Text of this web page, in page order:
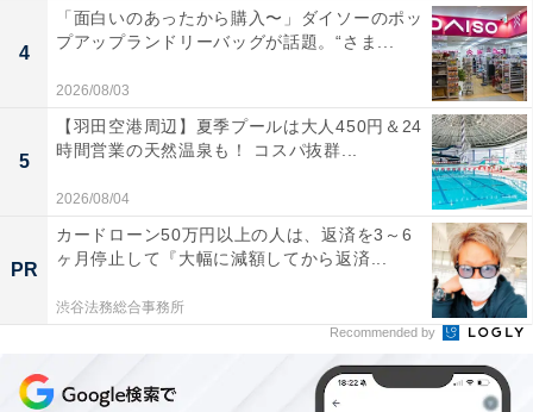
楽天トラベルの「温泉SALE」とは？
楽天トラベルでは、人気温泉地の宿をお得に予約するこ
とができる「楽天トラベル温泉SALE」を不定期で開
催。期間中にクーポンを使って予約をすると、宿泊料金
が特別価格になります。クーポンはなくなり次第配布終
了。温泉旅行をお得に楽しみたい人は、ぜひこの機会を
活用しましょう。
4
「面白いのあったから購入〜」ダイソーのポッ
プアップランドリーバッグが話題。“さま...
2026/08/03
5
【羽田空港周辺】夏季プールは大人450円＆24
時間営業の天然温泉も！ コスパ抜群...
2026/08/04
PR
カードローン50万円以上の人は、返済を3～6
ヶ月停止して『大幅に減額してから返済...
渋谷法務総合事務所
Recommended by